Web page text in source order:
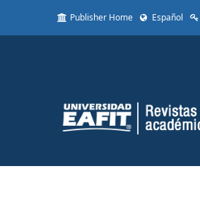
to
Content
Sidebar
Publisher Home Español